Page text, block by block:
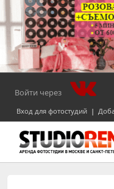
Войти через
Вход для фотостудий |